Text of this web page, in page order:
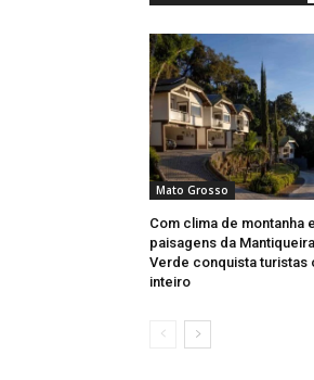
Mato Grosso
Com clima de montanha e
paisagens da
Verde conquista turistas
inteiro